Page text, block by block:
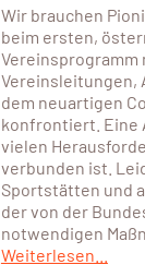
Wir brauchen
beim ersten,
Vereinsprogramm
Vereinsleitungen,
dem neuartigen
konfrontiert. Eine
vielen
verbunden ist.
Sportstätten und
der von der
notwendigen
Weiterlesen...